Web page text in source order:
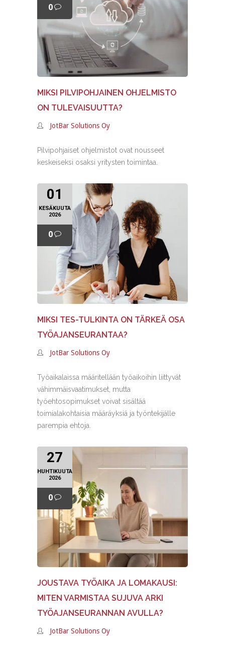
0
MIKSI PILVIPOHJAINEN OHJELMISTO
ON TULEVAISUUTTA?
JotBar Solutions Oy
Pilvipohjaiset ohjelmistot ovat nousseet
keskeiseksi osaksi yritysten toimintaa.
01
KESÄKUUTA
2026
0
MIKSI TES-TULKINTA ON TÄRKEÄ OSA
TYÖAJANSEURANTAA?
JotBar Solutions Oy
Työaikalaissa määritellään työaikoihin liittyvät
vähimmäisvaatimukset, mutta
työehtosopimukset voivat sisältää
toimialakohtaisia määräyksiä ja työntekijälle
parempia ehtoja.
27
HUHTIKUUTA
2026
0
JOUSTAVA TYÖAIKA JA LOMAKAUSI:
MITEN VARMISTAA SUJUVA ARKI
TYÖAJANSEURANNAN AVULLA?
JotBar Solutions Oy